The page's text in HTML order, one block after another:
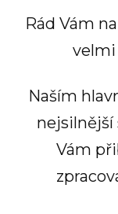
Rád Vám
velmi
Naším
nejsilnější
Vám